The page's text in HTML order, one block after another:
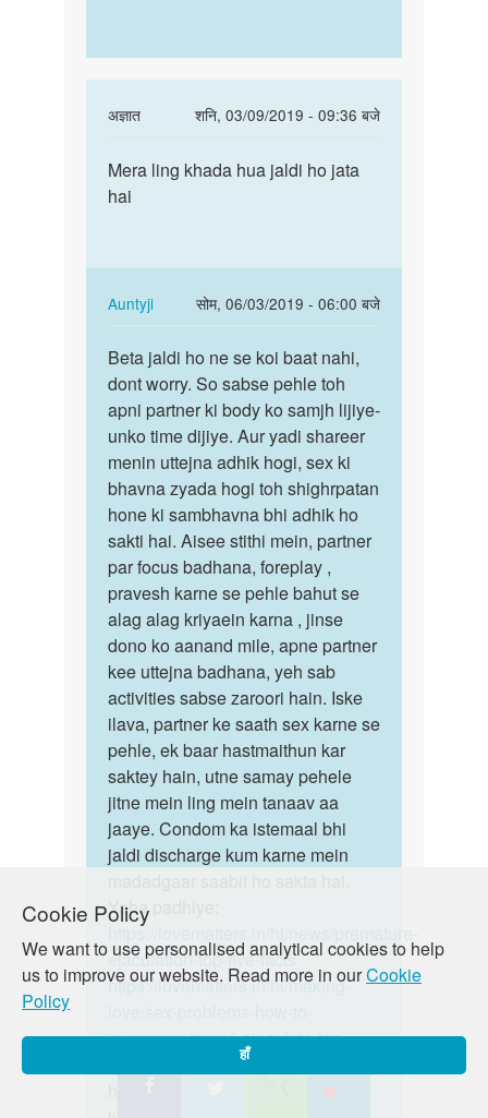
Cookie Policy
We want to use personalised analytical cookies to help
us to improve our website. Read more in ourCookie
Policy
हाँ
अज्ञात
शनि, 03/09/2019 - 09:36 बजे
In
to
he
by
Pritam
yadav
Mera
lund
jaldi
ho…
Mera ling khada hua jaldi ho jata
hai
Auntyji
सोम, 06/03/2019 - 06:00 बजे
In
reply
to
Mera
lund
khada
hua
jaldi
ho…
by
अज्ञात
Beta
jaldi
ho
ne
se
koi
baat…
Beta jaldi ho ne se koi baat nahi,
dont worry. So sabse pehle toh
apni partner ki body ko samjh lijiye-
unko time dijiye. Aur yadi shareer
menin uttejna adhik hogi, sex ki
bhavna zyada hogi toh shighrpatan
hone ki sambhavna bhi adhik ho
sakti hai. Aisee stithi mein, partner
par focus badhana, foreplay ,
pravesh karne se pehle bahut se
alag alag kriyaein karna , jinse
dono ko aanand mile, apne partner
kee uttejna badhana, yeh sab
activities sabse zaroori hain. Iske
ilava, partner ke saath sex karne se
pehle, ek baar hastmaithun kar
saktey hain, utne samay pehele
jitne mein ling mein tanaav aa
jaaye. Condom ka istemaal bhi
jaldi discharge kum karne mein
Yaha padhiye:
https://lovematters.in/hi/news/premature-
ejaculation-top-five-facts
https://lovematters.in/hi/making-
overcome-them/i-ejaculate-too-
Yadi aap is mudde par
humse aur gehri charcha mein